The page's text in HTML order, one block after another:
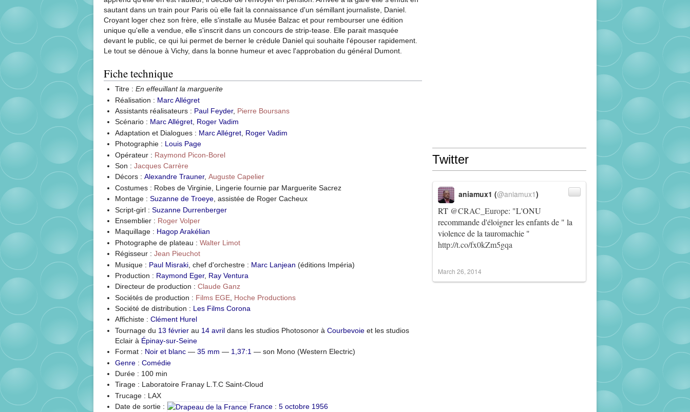
sautant dans un train pour Paris où elle fait la connaissance d'un sémillant journaliste, Daniel.
Croyant loger chez son frère, elle s'installe au Musée Balzac et pour rembourser une édition
unique qu'elle a vendue, elle s'inscrit dans un concours de strip-tease. Elle parait masquée
devant le public, ce qui lui permet de berner le crédule Daniel qui souhaite l'épouser rapidement.
Le tout se dénoue à Vichy, dans la bonne humeur et avec l'approbation du général Dumont.
Fiche technique
Titre : En effeuillant la marguerite
Réalisation : Marc Allégret
Assistants réalisateurs : Paul Feyder, Pierre Boursans
Scénario : Marc Allégret, Roger Vadim
Adaptation et Dialogues : Marc Allégret Roger Vadim
Photographie : Louis Page
Opérateur : Raymond Picon-Borel
Son : Jacques Carrère
Décors : Alexandre Trauner, Auguste Capelier
Costumes : Robes de Virginie, Lingerie fournie par Marguerite Sacrez
Montage : Suzanne de Troeye , assistée de Roger Cacheux
Script-girl : Suzanne Durrenberger
Ensemblier : Roger Volper
Maquillage : Hagop Arakélian
Photographe de plateau : Walter Limot
Régisseur : Jean Pieuchot
Musique : Paul Misraki , chef d'orchestre : Marc Lanjean (éditions Impéria)
Production : Raymond Eger, Ray Ventura
Directeur de production : Claude Ganz
Sociétés de production : Films EGE Hoche Productions
Société de distribution : Les Films Corona
Affichiste : Clément Hurel
Tournage du 13 février au 14 avril dans les studios Photosonor à Courbevoie et les studios
Eclair à Épinay-sur-Seine
Format : Noir et blanc — 35 mm — 1,37:1 — son Mono (Western Electric)
Genre : Comédie
Durée : 100 min
Tirage : Laboratoire Franay L.T.C Saint-Cloud
Trucage : LAX
Date de sortie :
France : 5 octobre 1956
Twitter
RT @CRAC_Europe: "L'ONU
recommande d'éloigner les enfants de " la
violence de la tauromachie "
http://t.co/fx0kZm5gqa
aniamux1 (@aniamux1)
March 26, 2014